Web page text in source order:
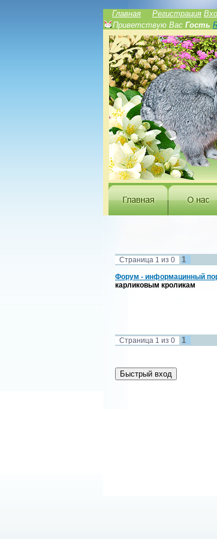
Главная
Регистрация
Приветствую Вас Гость
Страница 1 из 0 1
Форум - информацинный
карликовым кроликам
Страница 1 из 0
1